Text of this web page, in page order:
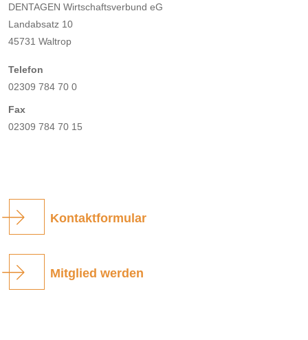
DENTAGEN Wirtschaftsverbund eG
Landabsatz 10
45731 Waltrop
Telefon
02309 784 70 0
Fax
02309 784 70 15
Kontaktformular
Mitglied werden